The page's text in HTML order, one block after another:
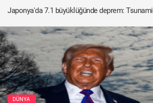
Japonya'da 7.1 büyüklüğünde deprem: Tsunami
DÜNYA